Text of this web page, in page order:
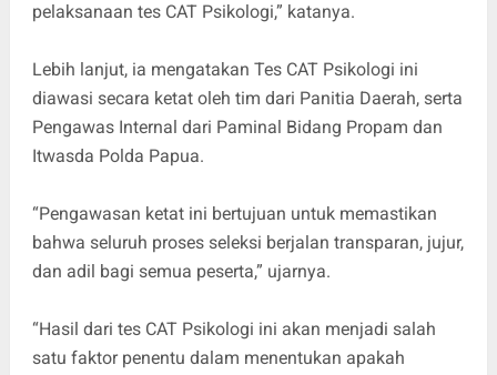
pelaksanaan tes CAT Psikologi,” katanya.
Lebih lanjut, ia mengatakan Tes CAT Psikologi ini
diawasi secara ketat oleh tim dari Panitia Daerah, serta
Pengawas Internal dari Paminal Bidang Propam dan
Itwasda Polda Papua.
“Pengawasan ketat ini bertujuan untuk memastikan
bahwa seluruh proses seleksi berjalan transparan, jujur,
dan adil bagi semua peserta,” ujarnya.
“Hasil dari tes CAT Psikologi ini akan menjadi salah
satu faktor penentu dalam menentukan apakah